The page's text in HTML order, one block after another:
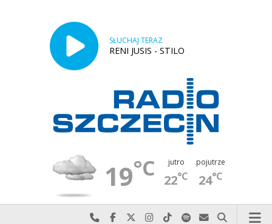
SŁUCHAJ TERAZ
RENI JUSIS - STILO
19°C jutro
22°C
pojutrze
24°C
Najlepiej po prostu do nas zadzwoń
Odwiedź nas na Facebook-u
Odwiedź nas na X
Odwiedź nas na Instagram-ie
Odwiedź nas na TikTok-u
Szukaj nas na Spotify
Wyślij do nas
Szukaj